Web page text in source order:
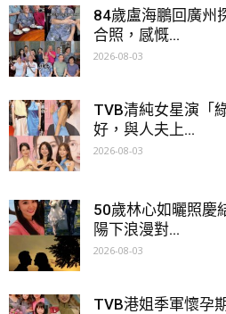
84歲盧海鵬回廣州
合照，感慨...
2026-08-03
TVB清純女星演「
好，與人夫上...
2026-08-03
50歲林心如曬照慶
陽下浪漫對...
2026-08-03
TVB港姐季軍懷孕